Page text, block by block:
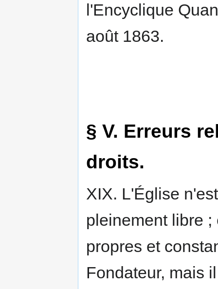
l'Encyclique
août 1863.
§ V. Erreurs
droits.
XIX. L'Église
pleinement libre
propres et
Fondateur, mais